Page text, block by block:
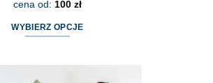
cena od: 100 zł
WYBIERZ OPCJE